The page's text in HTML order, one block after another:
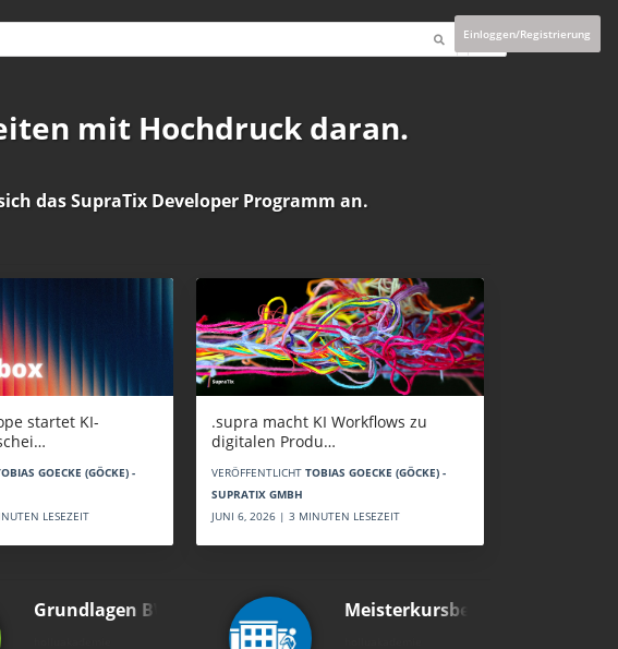
Einloggen/Registrierung
mit Hochdruck daran.
dasSupraTix Developer Programm an.
startet KI-
GOECKE (GÖCKE) -
LESEZEIT
.supra macht KI Workflows zu
digitalen Produ…
VERÖFFENTLICHT TOBIAS GOECKE (GÖCKE) -
SUPRATIX GMBH
JUNI 6, 2026 | 3 MINUTEN LESEZEIT
Grundlagen BWL Meisterkursbegl…